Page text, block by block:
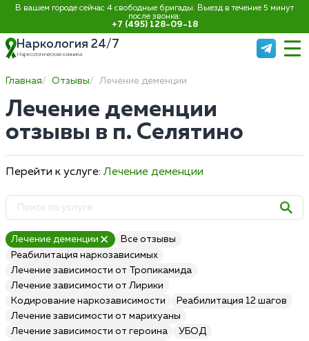
В вашем городе сейчас 4 свободные бригады. Выезд в течение 5 минут
после звонка:
+7 (495) 128-09-18
Наркология 24/7
Наркологическая клиника
Главная Отзывы Лечение деменции
Лечение деменции
отзывы в п. Селятино
Перейти к услуге:Лечение деменции
Лечение деменции
Все отзывы
Реабилитация наркозависимых
Лечение зависимости от Тропикамида
Лечение зависимости от Лирики
Кодирование наркозависимости
Реабилитация 12 шагов
Лечение зависимости от марихуаны
Лечение зависимости от героина
УБОД